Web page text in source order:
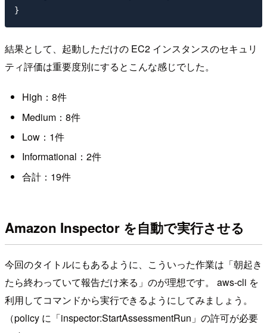
結果として、起動しただけの EC2 インスタンスのセキュリ
ティ評価は重要度別にするとこんな感じでした。
High：8件
Medium：8件
Low：1件
Informational：2件
合計：19件
Amazon Inspector を自動で実行させる
今回のタイトルにもあるように、こういった作業は「朝起き
たら終わっていて報告だけ来る」のが理想です。 aws-cli を
利用してコマンドから実行できるようにしてみましょう。
（policy に「inspector:StartAssessmentRun」の許可が必要